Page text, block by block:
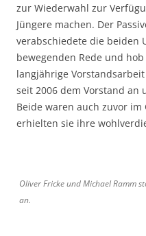
zur Wiederwahl zur
Jüngere machen. Der
verabschiedete die beiden
bewegenden Rede und
langjährige
seit 2006 dem Vorstand an
Beide waren auch zuvor
erhielten sie ihre
Oliver Fricke und Michael Ramm
an.